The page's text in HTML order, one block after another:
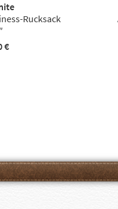
Rucksack
€